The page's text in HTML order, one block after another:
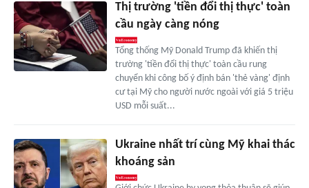
Thị trường 'tiền đổi thị thực' toàn
cầu ngày càng nóng
Tổng thống Mỹ Donald Trump đã khiến thị
trường 'tiền đổi thị thực' toàn cầu rung
chuyển khi công bố ý định bán 'thẻ vàng' định
cư tại Mỹ cho người nước ngoài với giá 5 triệu
USD mỗi suất...
Ukraine nhất trí cùng Mỹ khai thác
khoáng sản